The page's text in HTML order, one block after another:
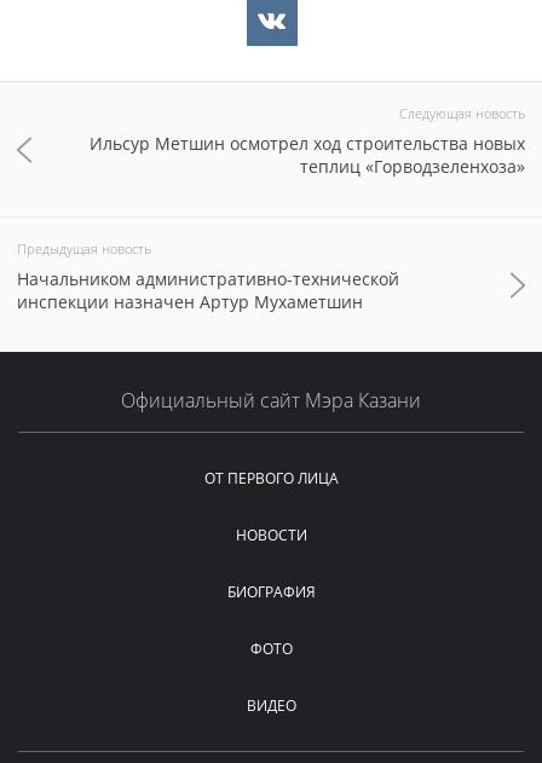
Следующая новость
Ильсур Метшин осмотрел ход строительства новых
теплиц «Горводзеленхоза»
Предыдущая новость
Начальником административно-технической
инспекции назначен Артур Мухаметшин
Официальный сайт Мэра Казани
ОТ ПЕРВОГО ЛИЦА
НОВОСТИ
БИОГРАФИЯ
ФОТО
ВИДЕО